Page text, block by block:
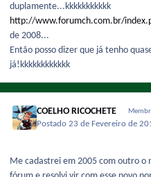
duplamente...kkkkkkkkkkk
http://www.forumch.com.br/
de 2008...
Então posso dizer que já tenho
já!kkkkkkkkkkkk
COELHO RICOCHETE
Postado23 de Fevereiro de
Me cadastrei em 2005 com outro o